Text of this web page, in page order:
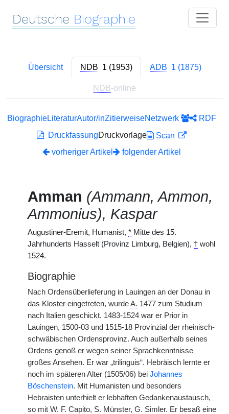
Deutsche Biographie
Übersicht NDB 1 (1953) ADB 1 (1875)
NDB-online
BiographieLiteraturAutor/inZitierweiseNetzwerk
RDF
DruckfassungDruckvorlage
Scan
vorheriger Artikel
folgender Artikel
Amman (Ammann, Ammon,
Ammonius), Kaspar
Augustiner-Eremit, Humanist, * Mitte des 15.
Jahrhunderts Hasselt (Provinz Limburg, Belgien), † wohl
1524.
Biographie
Nach Ordensüberlieferung in Lauingen an der Donau in
das Kloster eingetreten, wurdeA. 1477 zum Studium
nach Italien geschickt. 1483-1524 war er Prior in
Lauingen, 1500-03 und 1515-18 Provinzial der rheinisch-
schwäbischen Ordensprovinz. Auch außerhalb seines
Ordens genoß er wegen seiner Sprachkenntnisse
großes Ansehen. Er war „trilinguis“. Hebräisch lernte er
noch im späteren Alter (1505/06) bei Johannes
Böschenstein. Mit Humanisten und besonders
Hebraisten unterhielt er lebhaften Gedankenaustausch,
so mit W. F. Capito, S. Münster, G. Simler. Er besaß eine